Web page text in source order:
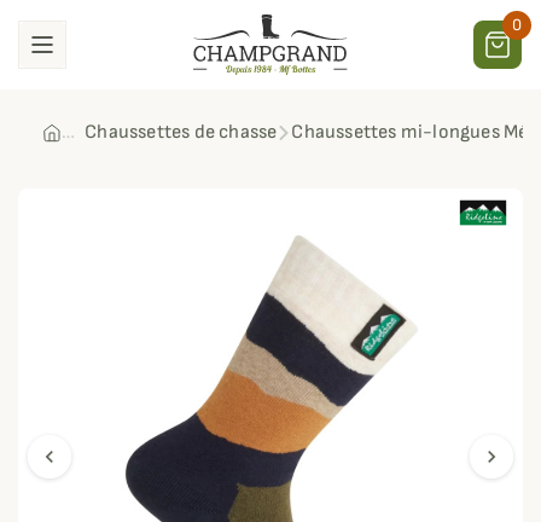
0
Chaussettes de chasse Chaussettes mi-longues
chevron_left chevron_right